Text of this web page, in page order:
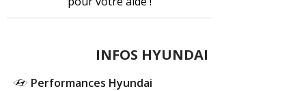
INFOS HYUNDAI
Performances Hyundai